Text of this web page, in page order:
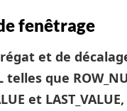
fenêtrage
et de
que
et